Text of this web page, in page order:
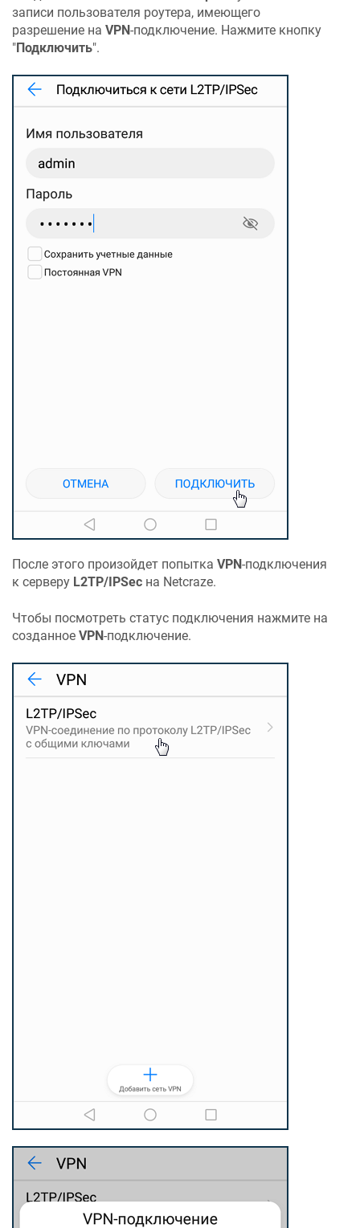
записи пользователя роутера, имеющего
разрешение на VPN-подключение. Нажмите кнопку
"Подключить".
После этого произойдет попытка VPN-подключения
к серверу L2TP/IPSec на Netcraze.
Чтобы посмотреть статус подключения нажмите на
созданное VPN-подключение.